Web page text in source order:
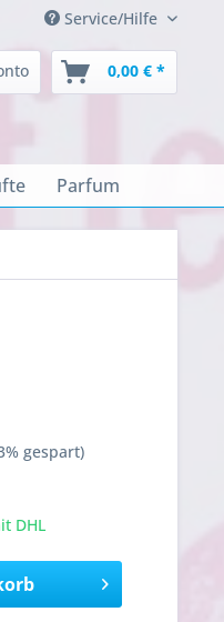
Service/Hilfe
0,00 € *
Parfum
gespart)
DHL